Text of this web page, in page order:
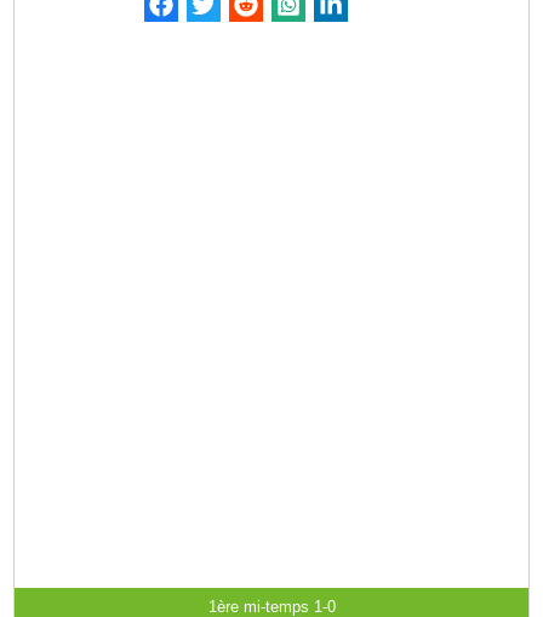
1ère mi-temps 1-0